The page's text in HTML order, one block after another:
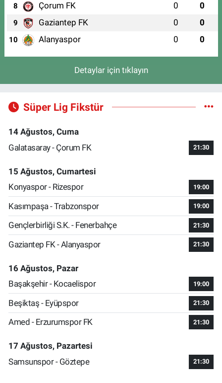
8 Çorum FK 0 0
9 Gaziantep FK 0 0
10 Alanyaspor 0 0
Detaylar için tıklayın
Süper Lig Fikstür
14 Ağustos, Cuma
Galatasaray - Çorum FK
21:30
15 Ağustos, Cumartesi
Konyaspor - Rizespor
19:00
Kasımpaşa - Trabzonspor 19:00
Gençlerbirliği S.K. - Fenerbahçe 21:30
Gaziantep FK - Alanyaspor 21:30
16 Ağustos, Pazar
Başakşehir - Kocaelispor
19:00
Beşiktaş - Eyüpspor 21:30
Amed - Erzurumspor FK 21:30
17 Ağustos, Pazartesi
Samsunspor - Göztepe
21:30